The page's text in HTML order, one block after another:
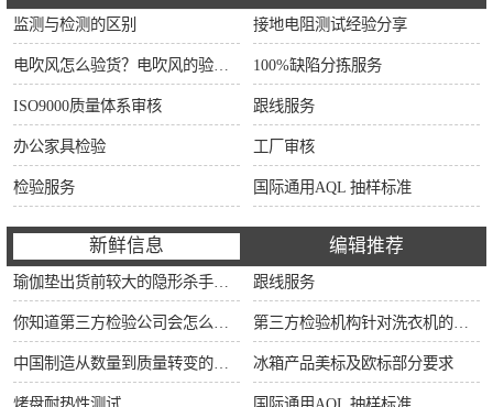
监测与检测的区别 接地电阻测试经验分享
100%缺陷分拣服务
ISO9000质量体系审核 跟线服务
办公家具检验 工厂审核
检验服务 国际通用AQL 抽样标准
新鲜信息 编辑推荐
跟线服务
冰箱产品美标及欧标部分要求